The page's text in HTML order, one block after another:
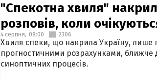
"Спекотна хвиля"
розповів, коли
4 серпня, 08:00 2306
Хвиля спеки, що накрила Україну, лише
прогностичними розрахунками, ближче
синоптичних процесів.